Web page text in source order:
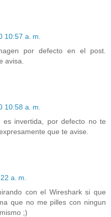
10:57 a. m.
por defecto en el post.
avisa.
10:58 a. m.
invertida, por defecto no te
que te avise.
a. m.
con el Wireshark si que
que no me pilles con ningun
;)